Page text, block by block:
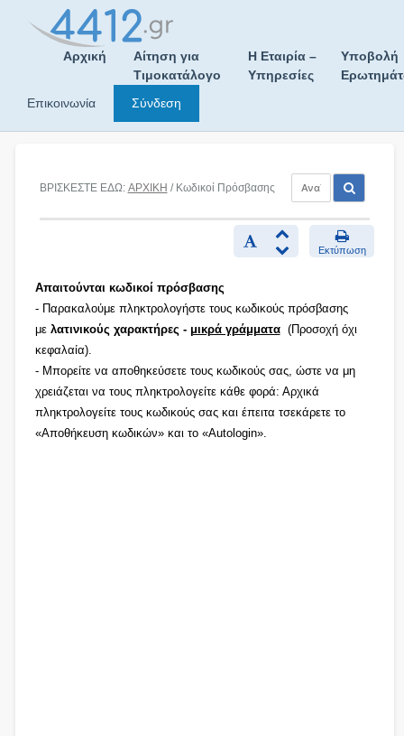
Αρχική
Αίτηση για
Τιμοκατάλογο
Η Εταιρία –
Υπηρεσίες
Υποβολή
Επικοινωνία
Σύνδεση
ΒΡΙΣΚΕΣΤΕ ΕΔΩ: ΑΡΧΙΚΗ / Κωδικοί Πρόσβασης
Εκτύπωση
Απαιτούνται κωδικοί πρόσβασης
- Παρακαλούμε πληκτρολογήστε τους κωδικούς πρόσβασης
με λατινικούς χαρακτήρες - μικρά γράμματα(Προσοχή όχι
κεφαλαία).
- Μπορείτε να αποθηκεύσετε τους κωδικούς σας, ώστε να μη
χρειάζεται να τους πληκτρολογείτε κάθε φορά: Αρχικά
πληκτρολογείτε τους κωδικούς σας και έπειτα τσεκάρετε το
«Αποθήκευση κωδικών» και το «Autologin».